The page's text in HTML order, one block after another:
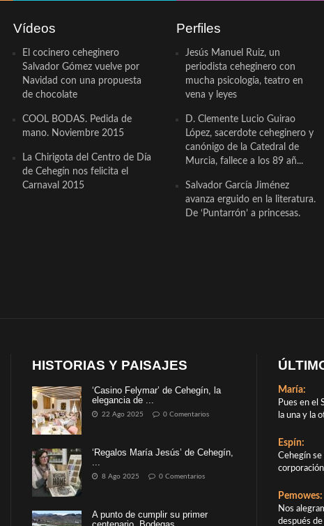
Vídeos
El cocinero ceheginero
Salvador Gómez vuelve por
Navidad con una propuesta
de chocolate
COOL BODAS. Pedida de
mano. Noviembre 2015
La Chirigota del Centro de Día
de Cehegín nos felicita el
Carnaval 2015
Perfiles
Jesús Manuel Ruiz, un
periodista ceheginero con
mucha psicología, teatro en
vena y leyes
D. Clemente Lucio Guirao
López, sacerdote ceheginero y
canónigo de la Catedral de
Murcia, fallece a los 89 añ...
Salvador García Jiménez
avanza erguido en la literatura.
De ‘Puntarrón’ a princesas.
HISTORIAS Y PAISAJES
‘Casino Felymar’ de Cehegín, la
elegancia de ...
22 Ago 2025 0 Comentarios
‘Regalos María Jesús’ de Cehegín,
8 Ago 2025 0 Comentarios
A punto de cumplir su primer
María:
Pues en el
la una y la
Espín:
Cehegín se
Pemowes:
Nos
después